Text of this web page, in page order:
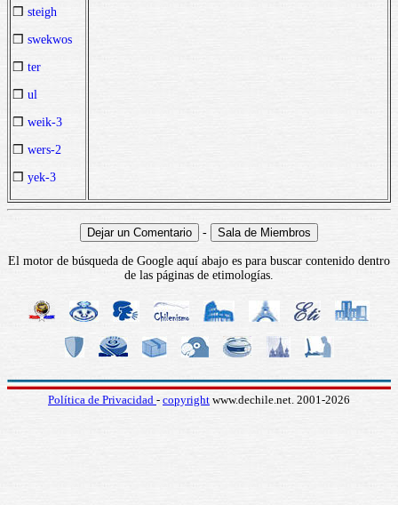
❒ steigh
❒ swekwos
❒ ter
❒ ul
❒ weik-3
❒ wers-2
❒ yek-3
-
El motor de búsqueda de Google aquí abajo es para buscar contenido dentro
de las páginas de etimologías.
Política de Privacidad - copyright www.dechile.net. 2001-2026